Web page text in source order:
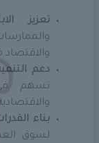
تعزيز
دعم
تسهم في
بناء
لسوق